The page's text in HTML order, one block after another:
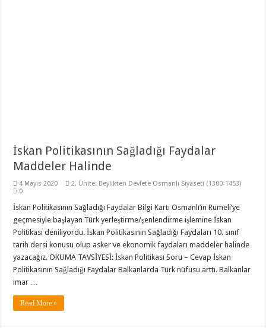
11. Sınıf Tarih 2. Dönem 1. Yazılı Klasik ve Video Çözümlü
İskan Politikasının Sağladığı Faydalar
Maddeler Halinde
4 Mayıs 2020
2. Ünite: Beylikten Devlete Osmanlı Siyaseti (1300-1453)
0
İskan Politikasının Sağladığı Faydalar Bilgi Kartı Osmanlı’ın Rumeli’ye
geçmesiyle başlayan Türk yerleştirme/şenlendirme işlemine İskan
Politikası deniliyordu. İskan Politikasının Sağladığı Faydaları 10. sınıf
tarih dersi konusu olup asker ve ekonomik faydaları maddeler halinde
yazacağız. OKUMA TAVSİYESİ: İskan Politikası Soru – Cevap İskan
Politikasının Sağladığı Faydalar Balkanlarda Türk nüfusu arttı. Balkanlar
imar …
Read More »